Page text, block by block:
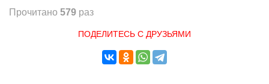
Прочитано 579 раз
ПОДЕЛИТЕСЬ С ДРУЗЬЯМИ